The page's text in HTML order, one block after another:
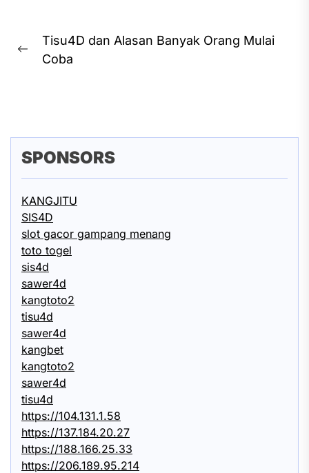
navigation
Previous
Tisu4D dan Alasan Banyak Orang Mulai
Coba
SPONSORS
KANGJITU
SIS4D
slot gacor gampang menang
toto togel
sis4d
sawer4d
kangtoto2
tisu4d
sawer4d
kangbet
kangtoto2
sawer4d
tisu4d
https://104.131.1.58
https://137.184.20.27
https://188.166.25.33
https://206.189.95.214